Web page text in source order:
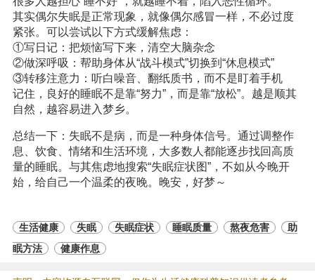
其实偶尔失眠是正常现象，就像偶尔感冒一样，不必过度
紧张。可以尝试以下方式缓解焦虑：
①写日记：把烦恼写下来，清空大脑杂念
②做深呼吸：帮助身体从“战斗模式”切换到“休息模式”
③转移注意力：听白噪音、翻纸质书，而不是盯着手机
记住，良好的睡眠不是靠“努力”，而是靠“放松”。越是顺其
自然，越容易进入梦乡。
总结一下：失眠不是病，而是一种身体信号。通过调整作
息、饮食、情绪和生活环境，大多数人都能逐步找回高质
量的睡眠。与其焦虑地搜索“失眠症状图”，不如从今晚开
始，给自己一个温柔的夜晚。晚安，好梦～
生活健康 失眠 失眠症状 睡眠质量 熬夜危害
助
眠方法
健康作息